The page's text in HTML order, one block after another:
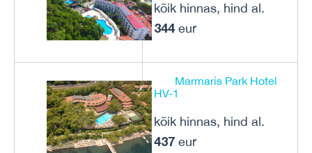
kõik hinnas, hind al.
344 eur
Marmaris Park Hotel
HV-1
kõik hinnas, hind al.
437 eur